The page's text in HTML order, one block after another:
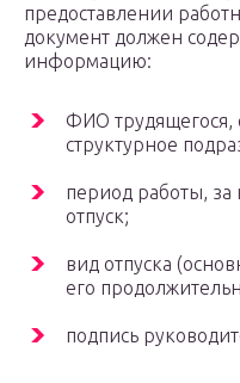
предоставлении
документ должен
информацию:
ФИО трудящегося,
структурное
период работы, за
отпуск;
вид отпуска
его
подпись